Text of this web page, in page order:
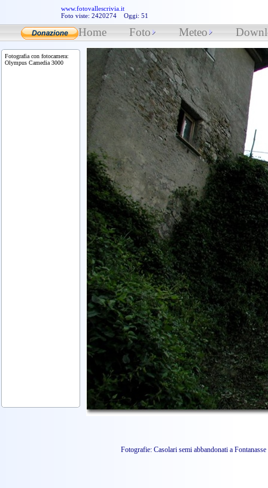
www.fotovallescrivia.it
Foto viste: 2420274 Oggi: 51
Home Foto Meteo
Fotografie: Casolari semi abbandonati a
Fotografia con fotocamera:
Olympus Camedia 3000